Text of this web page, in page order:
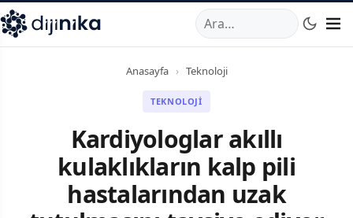
,Marmara Mahallesi,Beylikdüzü34520TRTelefon:0850
Anasayfa › Teknoloji
TEKNOLOJI
Kardiyologlar akıllı
kulaklıkların kalp pili
hastalarından uzak